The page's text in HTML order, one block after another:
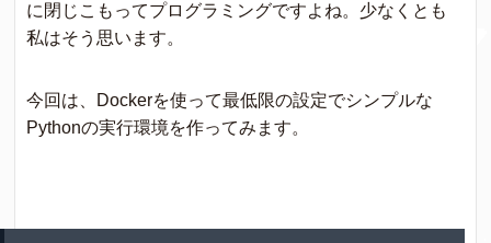
に閉じこもってプログラミングですよね。少なくとも
私はそう思います。
今回は、Dockerを使って最低限の設定でシンプルな
Pythonの実行環境を作ってみます。